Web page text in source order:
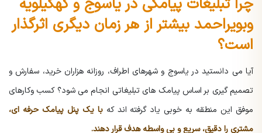
وبویراحمد بیشتر از هر زمان دیگری اثرگذار
است؟
آیا می دانستید در یاسوج و شهرهای اطراف، روزانه هزاران خرید، سفارش و
تصمیم گیری بر اساس پیامک های تبلیغاتی انجام می شود؟ کسب وکارهای
موفق این منطقه به خوبی یاد گرفته اند کهبا یک پنل پیامک حرفه ای،
مشتری را دقیق، سریع و بی واسطه هدف قرار دهند.